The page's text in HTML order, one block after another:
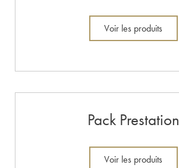
Voir les produits
Pack Prestation
Voir les produits